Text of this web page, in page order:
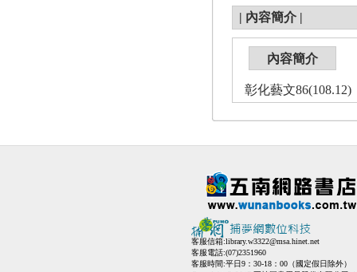
| 內容簡介 |
內容簡介
彰化藝文86(108.12)
客服信箱:library.w3322@msa.hinet.net
客服電話:(07)2351960
客服時間:平日9：30-18：00（國定假日除外）